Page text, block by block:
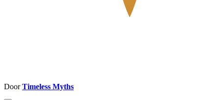
DoorTimeless Myths